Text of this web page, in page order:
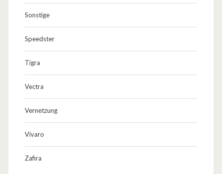
Sonstige
Speedster
Tigra
Vectra
Vernetzung
Vivaro
Zafira